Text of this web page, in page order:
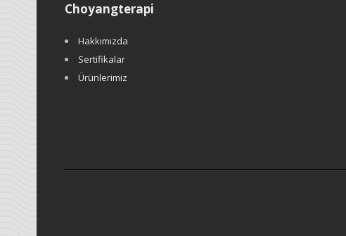
Choyangterapi
Hakkımızda
Sertifikalar
Ürünlerimiz